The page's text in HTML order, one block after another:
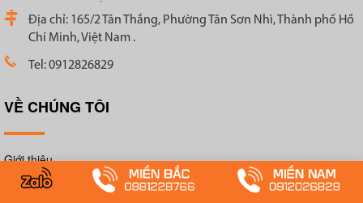
Địa chỉ: 165/2 Tân Thắng, Phường Tân Sơn Nhì, Thành phố Hồ
Chí Minh, Việt Nam .
Tel: 0912826829
VỀ CHÚNG TÔI
Giới thiệu
Liên hệ